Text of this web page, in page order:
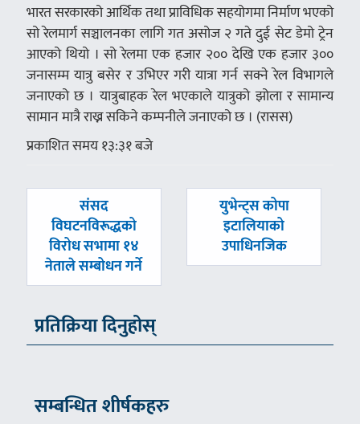
भारत सरकारको आर्थिक तथा प्राविधिक सहयोगमा निर्माण भएको
सो रेलमार्ग सञ्चालनका लागि गत असोज २ गते दुई सेट डेमो ट्रेन
आएको थियो । सो रेलमा एक हजार २०० देखि एक हजार ३००
जनासम्म यात्रु बसेर र उभिएर गरी यात्रा गर्न सक्ने रेल विभागले
जनाएको छ । यात्रुबाहक रेल भएकाले यात्रुको झोला र सामान्य
सामान मात्रै राख्न सकिने कम्पनीले जनाएको छ । (रासस)
प्रकाशित समय १३:३१ बजे
पछिल्लाे
-
संसद
विघटनविरूद्धको
विरोध सभामा १४
नेताले सम्बोधन गर्ने
अघिल्लाे
युभेन्ट्स कोपा
इटालियाको
उपाधिनजिक
प्रतिक्रिया दिनुहोस्
सम्बन्धित शीर्षकहरु